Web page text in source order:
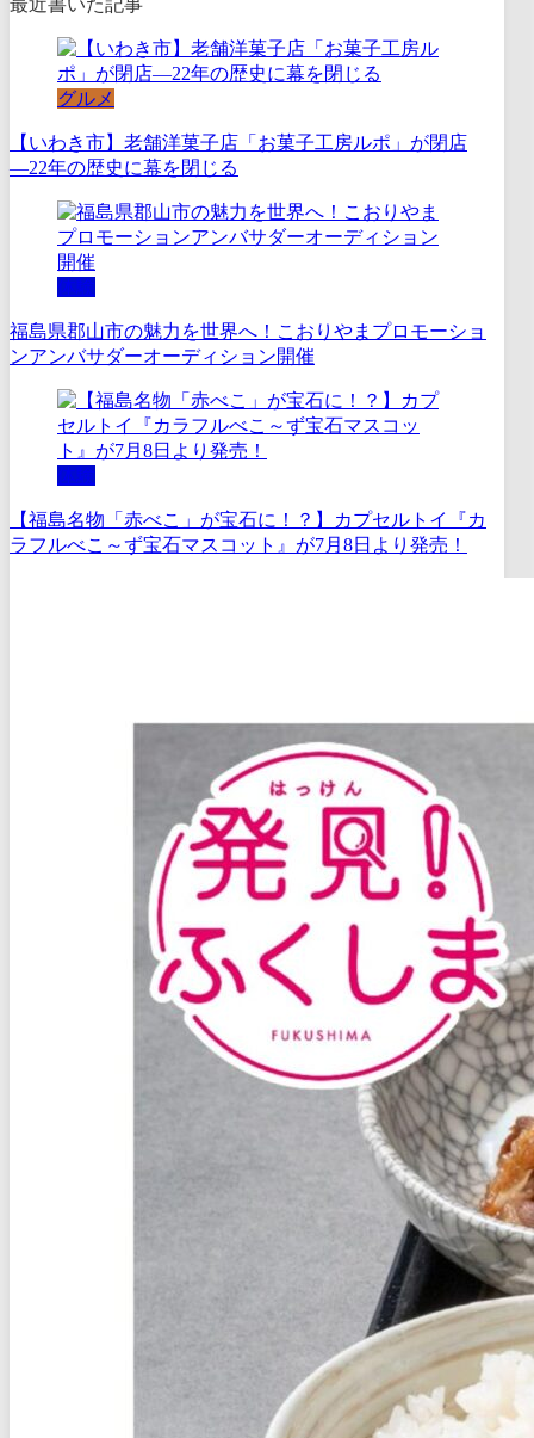
最近書いた記事
グルメ
【いわき市】老舗洋菓子店「お菓子工房ルポ」が閉店
―22年の歴史に幕を閉じる
体験
福島県郡山市の魅力を世界へ！こおりやまプロモーショ
ンアンバサダーオーディション開催
体験
【福島名物「赤べこ」が宝石に！？】カプセルトイ『カ
ラフルべこ～ず宝石マスコット』が7月8日より発売！